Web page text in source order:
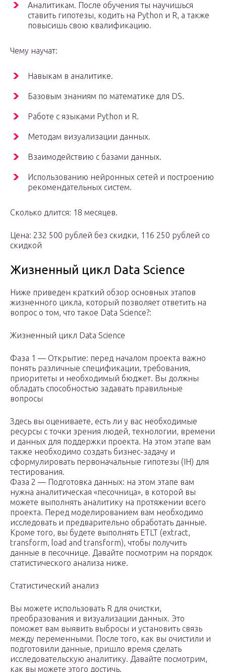
Аналитикам. После обучения ты научишься
ставить гипотезы, кодить на Python и R, а также
повысишь свою квалификацию.
Чему научат:
Навыкам в аналитике.
Базовым знаниям по математике для DS.
Работе с языками Python и R.
Методам визуализации данных.
Взаимодействию с базами данных.
Использованию нейронных сетей и построению
рекомендательных систем.
Сколько длится: 18 месяцев.
Цена: 232 500 рублей без скидки, 116 250 рублей со
скидкой
Жизненный цикл Data Science
Ниже приведен краткий обзор основных этапов
жизненного цикла, который позволяет ответить на
вопрос о том, что такое Data Science?:
Жизненный цикл Data Science
Фаза 1 — Открытие: перед началом проекта важно
понять различные спецификации, требования,
приоритеты и необходимый бюджет. Вы должны
обладать способностью задавать правильные
вопросы
Здесь вы оцениваете, есть ли у вас необходимые
ресурсы с точки зрения людей, технологии, времени
и данных для поддержки проекта. На этом этапе вам
также необходимо создать бизнес-задачу и
сформулировать первоначальные гипотезы (IH) для
тестирования.
Фаза 2 — Подготовка данных: на этом этапе вам
нужна аналитическая «песочница», в которой вы
можете выполнять аналитику на протяжении всего
проекта. Перед моделированием вам необходимо
исследовать и предварительно обработать данные.
Кроме того, вы будете выполнять ETLT (extract,
transform, load and transform), чтобы получить
данные в песочнице. Давайте посмотрим на порядок
статистического анализа ниже.
Статистический анализ
Вы можете использовать R для очистки,
преобразования и визуализации данных. Это
поможет вам выявить выбросы и установить связь
между переменными. После того, как вы очистили и
подготовили данные, пришло время сделать
исследовательскую аналитику. Давайте посмотрим,
как вы можете этого достичь.